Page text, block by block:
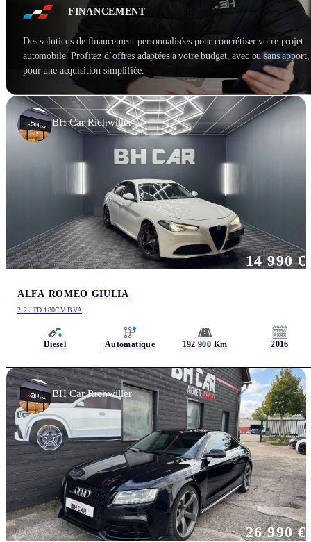
FINANCEMENT
Des solutions de financement personnalisées pour concrétiser votre projet
automobile. Profitez d’offres adaptées à votre budget, avec ou sans apport,
pour une acquisition simplifiée.
ALFA ROMEO GIULIA
2.2 JTD 180CV BVA
Diesel Automatique 192 900 Km 2016
14 990 €
BH Car Richwiller
26 990 €
BH Car Richwiller